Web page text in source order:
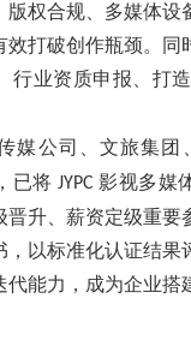
版权合规、多媒体设
打破创作瓶颈。同
行业资质申报、打
媒公司、文旅集团
已将 JYPC影视多媒
晋升、薪资定级重要
以标准化认证结果
代能力，成为企业搭